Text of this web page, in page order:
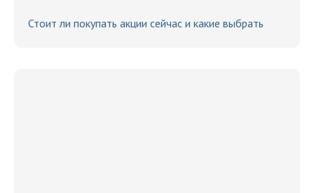
Стоит ли покупать акции сейчас и какие выбрать